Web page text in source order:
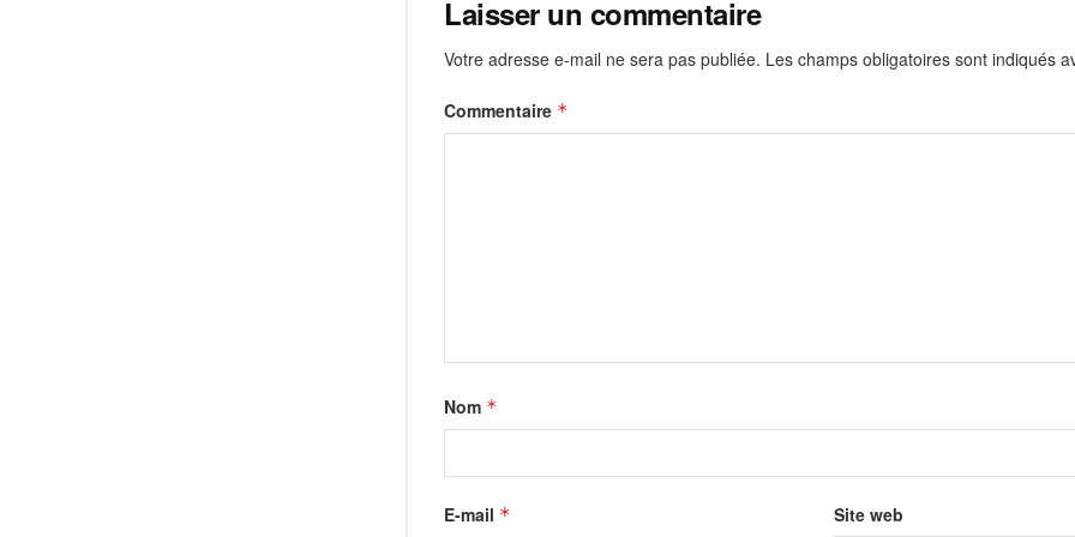
Laisser un commentaire
Votre adresse e-mail ne sera pas publiée. Les champs obligatoires sont indiqués
Commentaire *
Nom *
E-mail * Site web